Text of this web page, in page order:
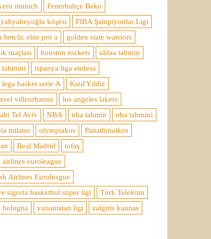
munich
Fenerbahçe Beko
köşesi
FIBA Şampiyonlar Ligi
betclic elite pro a
golden state warriors
maçları
houston rockets
iddaa tahmin
tahmini
ispanya liga endesa
basket serie A
Kızıl Yıldız
villeurbanne
los angeles lakers
Tel Aviv
NBA nba tahmin
nba tahmini
milano
olympiakos
Panathinaikos
Real Madrid
tofaş
airlines euroleague
Airlines Euroleague
sigorta basketbol süper ligi
Türk Telekom
bologna
yunanistan ligi zalgiris kaunas